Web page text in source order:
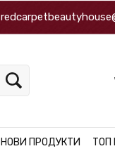
НОВИ ПРОДУКТИ ТОП